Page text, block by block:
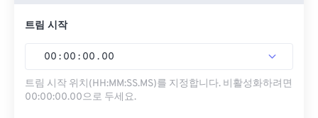
트림 시작
00 : 00 : 00 . 00
트림 시작 위치(HH:MM:SS.MS)를 지정합니다. 비활성화하려면
00:00:00.00으로 두세요.